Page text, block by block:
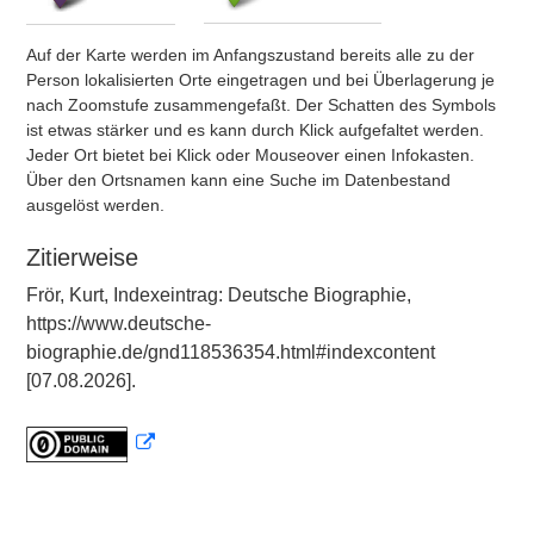
Auf der Karte werden im Anfangszustand bereits alle zu der
Person lokalisierten Orte eingetragen und bei Überlagerung je
nach Zoomstufe zusammengefaßt. Der Schatten des Symbols
ist etwas stärker und es kann durch Klick aufgefaltet werden.
Jeder Ort bietet bei Klick oder Mouseover einen Infokasten.
Über den Ortsnamen kann eine Suche im Datenbestand
ausgelöst werden.
Zitierweise
Frör, Kurt, Indexeintrag: Deutsche Biographie,
https://www.deutsche-
biographie.de/gnd118536354.html#indexcontent
[07.08.2026].